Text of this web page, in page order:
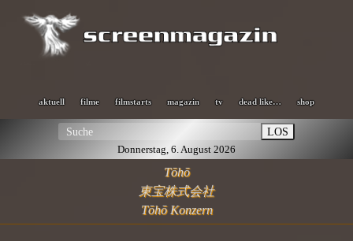
aktuell filme filmstarts magazin tv dead like… shop
LOS
Donnerstag, 6. August 2026
Tōhō
東宝株式会社
Tōhō Konzern